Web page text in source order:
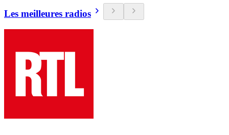
Les meilleures radios